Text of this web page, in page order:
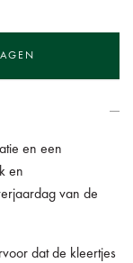
en een
en
van de
dat de kleertjes